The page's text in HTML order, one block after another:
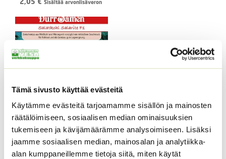
Tämä sivusto käyttää evästeitä
Käytämme evästeitä tarjoamamme sisällön ja mainosten
räätälöimiseen, sosiaalisen median ominaisuuksien
tukemiseen ja kävijämäärämme analysoimiseen. Lisäksi
jaamme sosiaalisen median, mainosalan ja analytiikka-
alan kumppaneillemme tietoja siitä, miten käytät
Sisältää arvonlisäveron
Salaattikaali Salarite F1
Keräkaalin ja kurttukaalin